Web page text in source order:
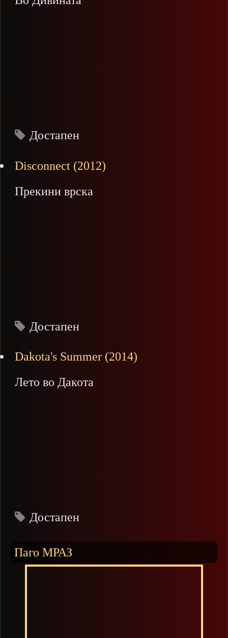
Достапен
Disconnect (2012)
Прекини врска
Достапен
Dakota's Summer (2014)
Лето во Дакота
Достапен
Паго МРАЗ